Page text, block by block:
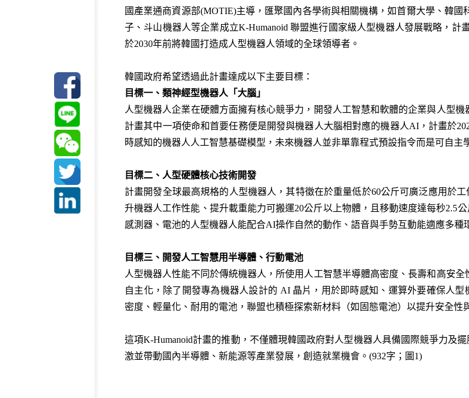
國產業通商資源部(MOTIE)主導，匯聚國內各學術與相關機構，如首爾大學、韓國
子、斗山機器人等企業成立K-Humanoid聯盟進行國家級人型機器人發展戰略，計
於2030年前將韓國打造成人型機器人領域的全球領導者。
韓國政府希望透過此計畫達成以下主要目標：
目標一、 類神經型機器人「大腦」
人型機器人企業在硬體方面擁有核心競爭力，開發人工智慧和軟體的企業與人型機
計畫其中一項使命和首要任務便是開發與機器人大腦相對應的機器人AI，計畫於
時感知的機器人人工智慧基礎模型，未來機器人並非單靠程式預設指令而是可自主
目標二、人型硬體核心技術開發
計畫開發全球最高規格的人型機器人，其特徵在於重量低於60公斤可廣泛應用於
升機器人工作性能、提升載重能力可搬運20公斤以上物體，且移動速度達每秒2.5公
感測器、電池的人型機器人能配合AI操作自然的動作、語音與手勢互動能適應多種
目標三、開發人工智慧用半導體、行動電池
人型機器人性能不同於傳統機器人，所使用人工智慧半導體高密度、長壽和高安全
自主化，除了開發專為機器人設計的 AI 晶片，用於即時感知、運算外要確保人型
密度、輕量化、耐用的電池，聯盟也積極探索新材料（如固態電池）以提升安全性
這項K-Humanoid計畫的推動，不僅體現韓國政府對人型機器人具備國際競爭力及
激並帶動國內半導體、新能源等產業發展，創造就業機會。 (932字；圖1)